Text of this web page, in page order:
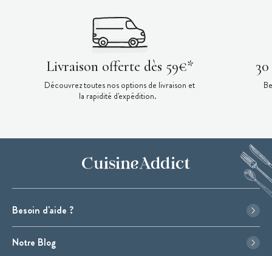
Livraison offerte dès 59€*
Découvrez toutes nos options de livraison et
la rapidité d'expédition.
Besoin d'aide ?
Notre Blog